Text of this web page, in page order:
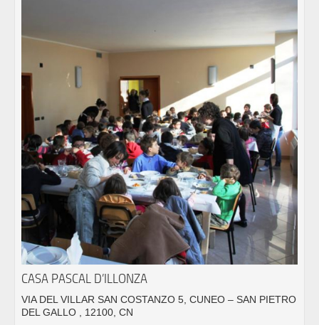
CASA PASCAL D’ILLONZA
VIA DEL VILLAR SAN COSTANZO 5, CUNEO – SAN PIETRO
DEL GALLO , 12100, CN